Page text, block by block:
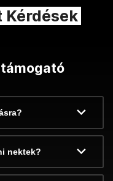
Kérdések
nektek?